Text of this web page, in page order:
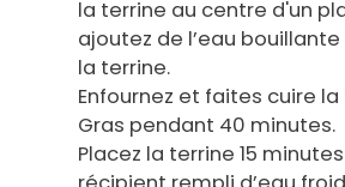
la terrine au centre d'un
ajoutez de l’eau
la terrine.
Enfournez et faites cuire
Gras pendant 40 minutes.
Placez la terrine 15